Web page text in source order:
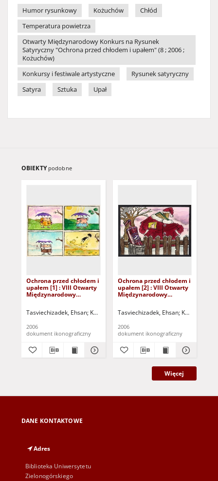
Humor rysunkowy Kożuchów
Chłód
Temperatura powietrza
Otwarty Międzynarodowy Konkurs na Rysunek
Satyryczny "Ochrona przed chłodem i upałem" (8 ; 2006 ;
Kożuchów)
Konkursy i festiwale artystyczne
Rysunek satyryczny
Satyra
Sztuka Upał
OBIEKTY podobne
Ochrona przed chłodem i
upałem [1] : VIII Otwarty
Międzynarodowy
Tasviechizadek
Tasviechizadek, Ehsan Kożuchowski Ośrodek Kultury i Sportu
2006
dokument ikonograficzny
Ochrona przed chłodem i
upałem [2] : VIII Otwarty
Międzynarodowy
Tasviechizadek
Tasviechizadek, Ehsan
2006
dokument ikonograficzny
Więcej
DANE KONTAKTOWE
Adres
Biblioteka Uniwersytetu
Zielonogórskiego